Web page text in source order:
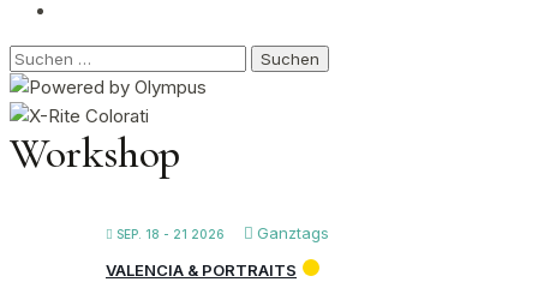
Suchen
nach:
Workshop
SEP. 18 - 21 2026
Ganztags
VALENCIA & PORTRAITS